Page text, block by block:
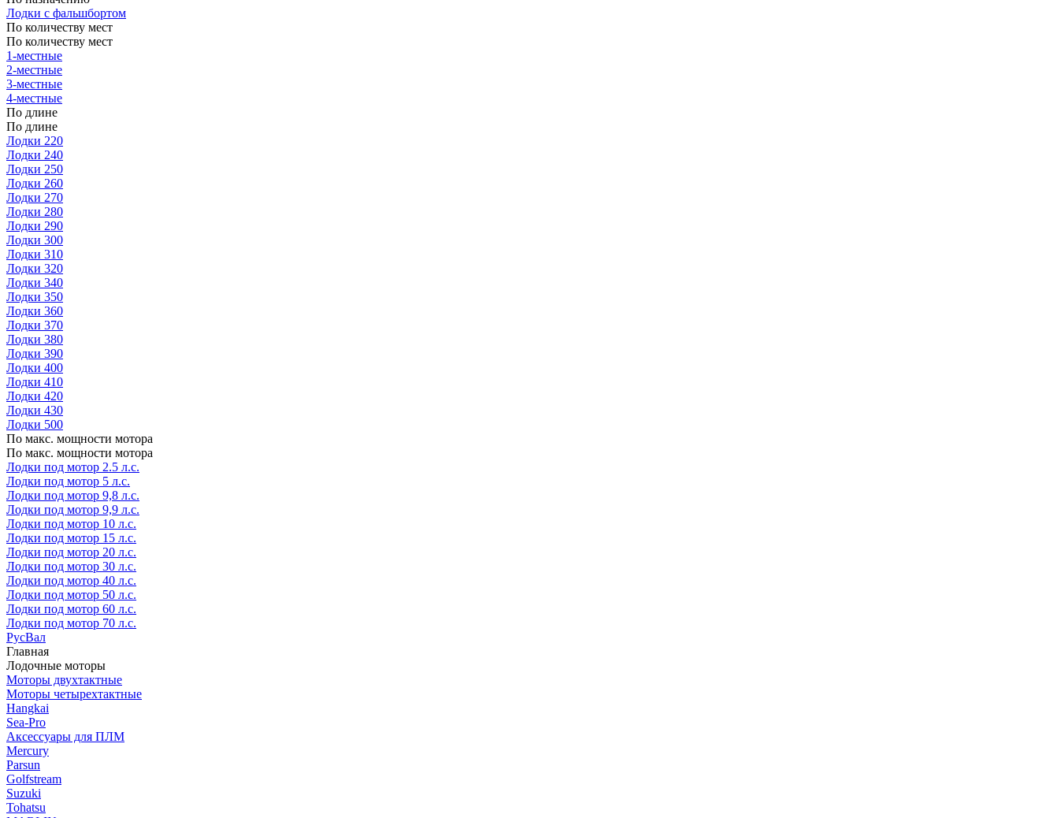
Лодки с фальшбортом
По количеству мест
По количеству мест
1-местные
2-местные
3-местные
4-местные
По длине
По длине
Лодки 220
Лодки 240
Лодки 250
Лодки 260
Лодки 270
Лодки 280
Лодки 290
Лодки 300
Лодки 310
Лодки 320
Лодки 340
Лодки 350
Лодки 360
Лодки 370
Лодки 380
Лодки 390
Лодки 400
Лодки 410
Лодки 420
Лодки 430
Лодки 500
По макс. мощности мотора
По макс. мощности мотора
Лодки под мотор 2.5 л.с.
Лодки под мотор 5 л.с.
Лодки под мотор 9,8 л.с.
Лодки под мотор 9,9 л.с.
Лодки под мотор 10 л.с.
Лодки под мотор 15 л.с.
Лодки под мотор 20 л.с.
Лодки под мотор 30 л.с.
Лодки под мотор 40 л.с.
Лодки под мотор 50 л.с.
Лодки под мотор 60 л.с.
Лодки под мотор 70 л.с.
РусВал
Главная
Лодочные моторы
Моторы двухтактные
Моторы четырехтактные
Hangkai
Sea-Pro
Аксессуары для ПЛМ
Mercury
Parsun
Golfstream
Suzuki
Tohatsu